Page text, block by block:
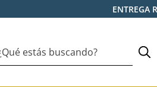
ENTREGA